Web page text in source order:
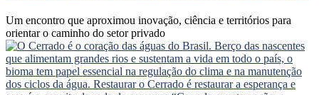
Um encontro que aproximou inovação, ciência e territórios para
orientar o caminho do setor privado